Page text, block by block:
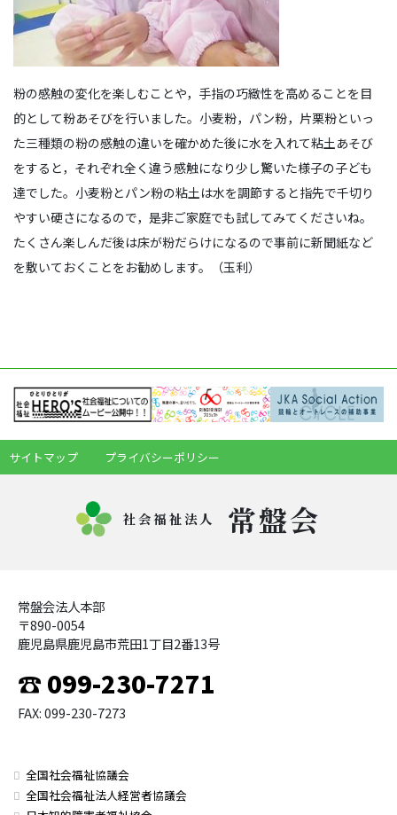
粉の感触の変化を楽しむことや，手指の巧緻性を高めることを目
的として粉あそびを行いました。小麦粉，パン粉，片栗粉といっ
た三種類の粉の感触の違いを確かめた後に水を入れて粘土あそび
をすると，それぞれ全く違う感触になり少し驚いた様子の子ども
達でした。小麦粉とパン粉の粘土は水を調節すると指先で千切り
やすい硬さになるので，是非ご家庭でも試してみてくださいね。
たくさん楽しんだ後は床が粉だらけになるので事前に新聞紙など
を敷いておくことをお勧めします。（玉利）
サイトマップ プライバシーポリシー
社会福祉法人 常盤会
常盤会法人本部
〒890-0054
鹿児島県鹿児島市荒田1丁目2番13号
☎ 099-230-7271
FAX: 099-230-7273
全国社会福祉協議会
全国社会福祉法人経営者協議会